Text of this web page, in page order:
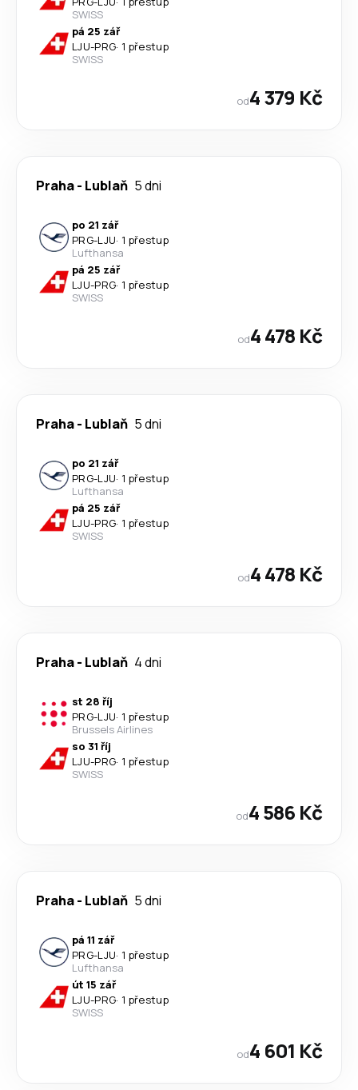
SWISS
pá 25 zář
LJU-PRG· 1 přestup
SWISS
od4 379 Kč
Praha- Lublaň 5 dni
po 21 zář
PRG-LJU· 1 přestup
Lufthansa
pá 25 zář
LJU-PRG· 1 přestup
SWISS
od4 478 Kč
Praha- Lublaň 5 dni
po 21 zář
PRG-LJU· 1 přestup
Lufthansa
pá 25 zář
LJU-PRG· 1 přestup
SWISS
od4 478 Kč
Praha- Lublaň 4 dni
st 28 říj
PRG-LJU· 1 přestup
Brussels Airlines
so 31 říj
LJU-PRG· 1 přestup
SWISS
od4 586 Kč
Praha- Lublaň 5 dni
pá 11 zář
PRG-LJU· 1 přestup
Lufthansa
út 15 zář
LJU-PRG· 1 přestup
SWISS
od4 601 Kč